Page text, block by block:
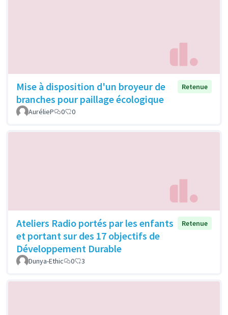
Mise à disposition d'un broyeur de
branches pour paillage écologique
Retenue
AurélieP 0 0
Ateliers Radio portés par les enfants
et portant sur des 17 objectifs de
Développement Durable
Retenue
Dunya-Ethic 0 3